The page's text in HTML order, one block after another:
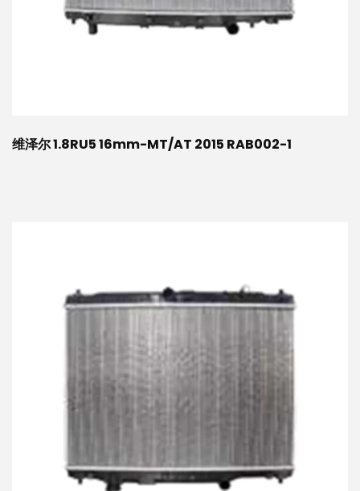
维泽尔 1.8RU5 16mm-MT/AT 2015 RAB002-1